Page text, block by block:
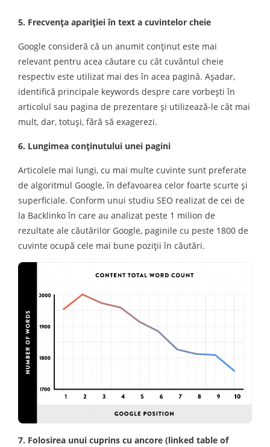
5. Frecvenţa apariţiei în text a cuvintelor cheie
Google consideră că un anumit conţinut este mai
relevant pentru acea căutare cu cât cuvântul cheie
respectiv este utilizat mai des în acea pagină. Aşadar,
identifică principale keywords despre care vorbeşti în
articolul sau pagina de prezentare şi utilizează-le cât mai
mult, dar, totuşi, fără să exagerezi.
6. Lungimea conţinutului unei pagini
Articolele mai lungi, cu mai multe cuvinte sunt preferate
de algoritmul Google, în defavoarea celor foarte scurte şi
superficiale. Conform unui studiu SEO realizat de cei de
la Backlinko în care au analizat peste 1 milion de
rezultate ale căutărilor Google, paginile cu peste 1800 de
cuvinte ocupă cele mai bune poziţii în căutări.
7. Folosirea unui cuprins cu ancore (linked table of